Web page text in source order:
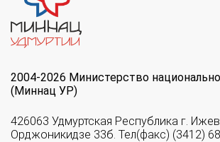
2004-2026 Министерство
(Миннац УР)
426063 Удмуртская Республика г.
Орджоникидзе 33б. Тел(факс) (3412)